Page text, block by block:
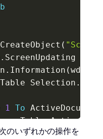
CreateObject (
. ScreenUpdating
. Information (
Selection
.
1 To ActiveDocument
.RemoveAll
のいずれかの操作を